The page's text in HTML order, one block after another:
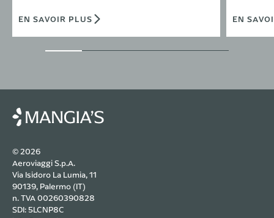
EN SAVOIR PLUS EN
© 2026
Aeroviaggi S.p.A.
Via Isidoro La Lumia, 11
90139, Palermo (IT)
n. TVA 00260390828
SDI: 5LCNP8C